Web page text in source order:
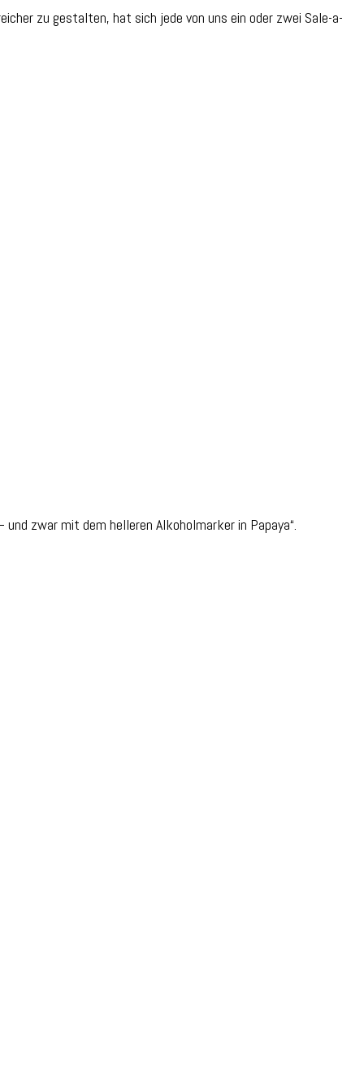
zu gestalten, hat sich jede von uns ein oder zwei Sale-a-
zwar mit dem helleren Alkoholmarker in Papaya“.